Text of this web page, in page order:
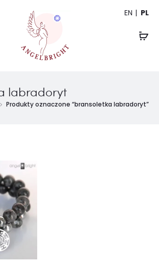
EN PL
labradoryt
Produkty oznaczone “bransoletka labradoryt”